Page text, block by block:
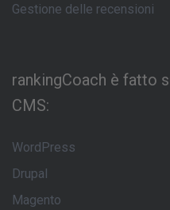
Gestione delle recensioni
rankingCoach è fatto
CMS:
WordPress
Drupal
Magento